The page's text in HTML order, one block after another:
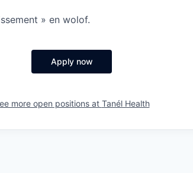
» en wolof.
Apply now
more open positions at Tanél Health